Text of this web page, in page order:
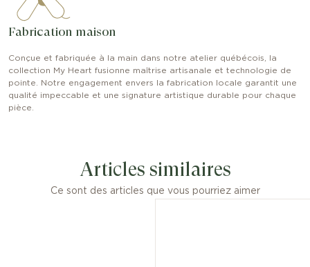
Fabrication maison
Conçue et fabriquée à la main dans notre atelier québécois, la
collection My Heart fusionne maîtrise artisanale et technologie de
pointe. Notre engagement envers la fabrication locale garantit une
qualité impeccable et une signature artistique durable pour chaque
pièce.
Articles similaires
Ce sont des articles que vous pourriez aimer